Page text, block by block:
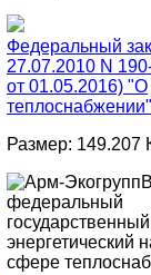
Федеральный
27.07.2010 N
от 01.05.2016) "О
теплоснабжении"
Размер: 149.207
федеральный
государственный
энергетический
сфере